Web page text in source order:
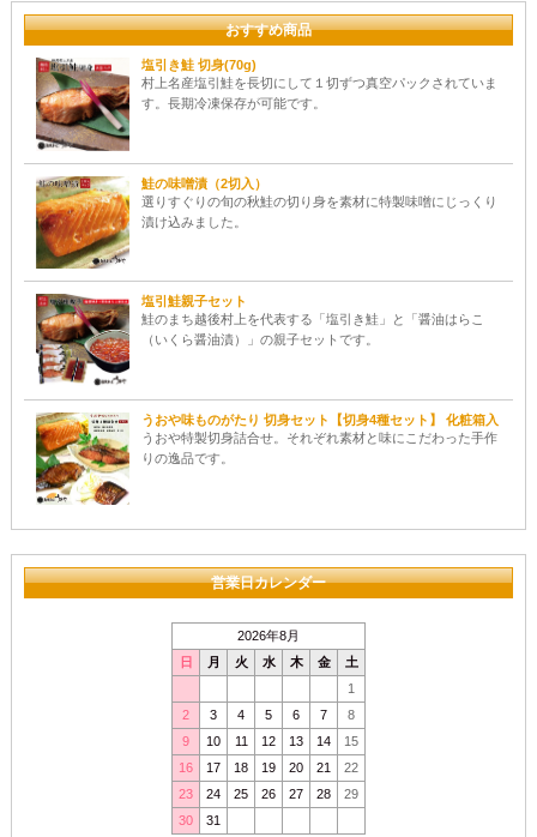
おすすめ商品
塩引き鮭 切身(70g)
村上名産塩引鮭を長切にして１切ずつ真空パックされていま
す。長期冷凍保存が可能です。
鮭の味噌漬（2切入）
選りすぐりの旬の秋鮭の切り身を素材に特製味噌にじっくり
漬け込みました。
塩引鮭親子セット
鮭のまち越後村上を代表する「塩引き鮭」と「醤油はらこ
（いくら醤油漬）」の親子セットです。
うおや味ものがたり 切身セット【切身4種セット】 化粧箱入
うおや特製切身詰合せ。それぞれ素材と味にこだわった手作
りの逸品です。
営業日カレンダー
2026年8月
日
月 火 水 木 金
土
1
2
3 4 5 6 7
8
9
10 11 12 13 14
15
16
17 18 19 20 21
22
23
24 25 26 27 28
29
30
31